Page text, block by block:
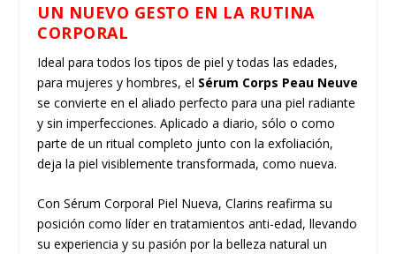
UN NUEVO GESTO EN LA RUTINA
CORPORAL
Ideal para todos los tipos de piel y todas las edades,
para mujeres y hombres, el Sérum Corps Peau Neuve
se convierte en el aliado perfecto para una piel radiante
y sin imperfecciones. Aplicado a diario, sólo o como
parte de un ritual completo junto con la exfoliación,
deja la piel visiblemente transformada, como nueva.
Con Sérum Corporal Piel Nueva, Clarins reafirma su
posición como líder en tratamientos anti-edad, llevando
su experiencia y su pasión por la belleza natural un